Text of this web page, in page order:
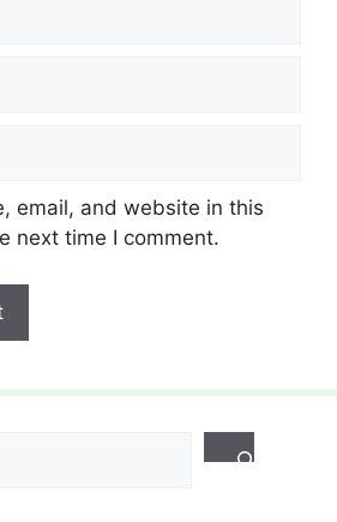
email, and website in this
next time I comment.